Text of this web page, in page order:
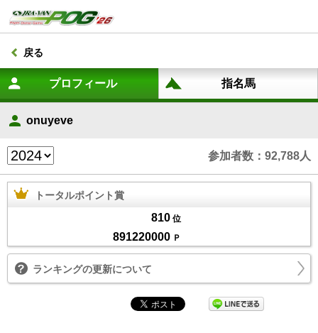
戻る
onuyeve
参加者数：92,788人
トータルポイント賞
810 位
891220000 Ｐ
ランキングの更新について